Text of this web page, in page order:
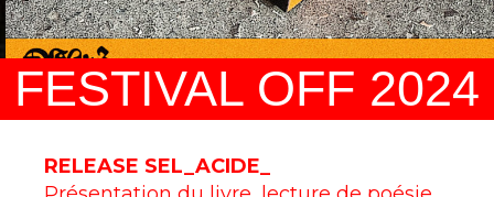
FESTIVAL OFF 2024
RELEASE SEL_ACIDE_